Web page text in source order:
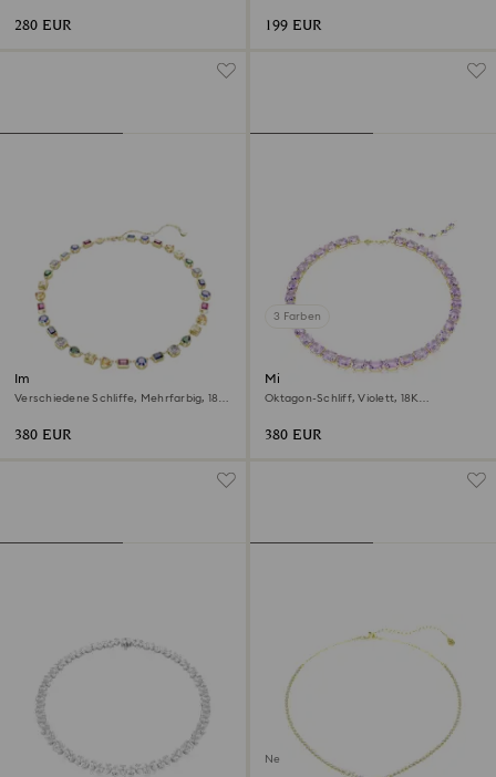
280 EUR 199 EUR
Imber Halskette
Verschiedene Schliffe, Mehrfarbig, 18K
380 EUR
3 Farben
Millenia Halskette
Oktagon-Schliff, Violett, 18K
380 EUR
Neu